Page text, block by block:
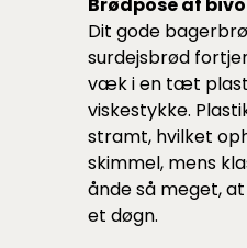
Brødpose af
Dit gode
surdejsbrød
væk i en tæt
viskestykke.
stramt, hvilket
skimmel, mens
ånde så meget,
et døgn.